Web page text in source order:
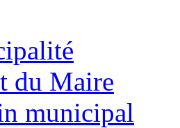
du Maire
municipal